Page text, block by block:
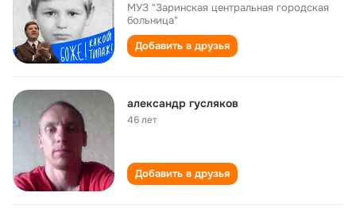
МУЗ "Заринская центральная городская
больница"
Добавить в друзья
александр гусляков
46 лет
Добавить в друзья